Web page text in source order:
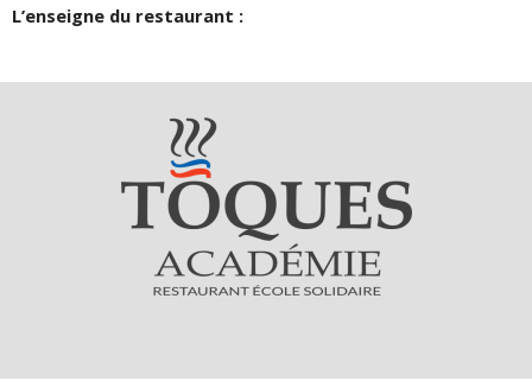
L’enseigne du restaurant :